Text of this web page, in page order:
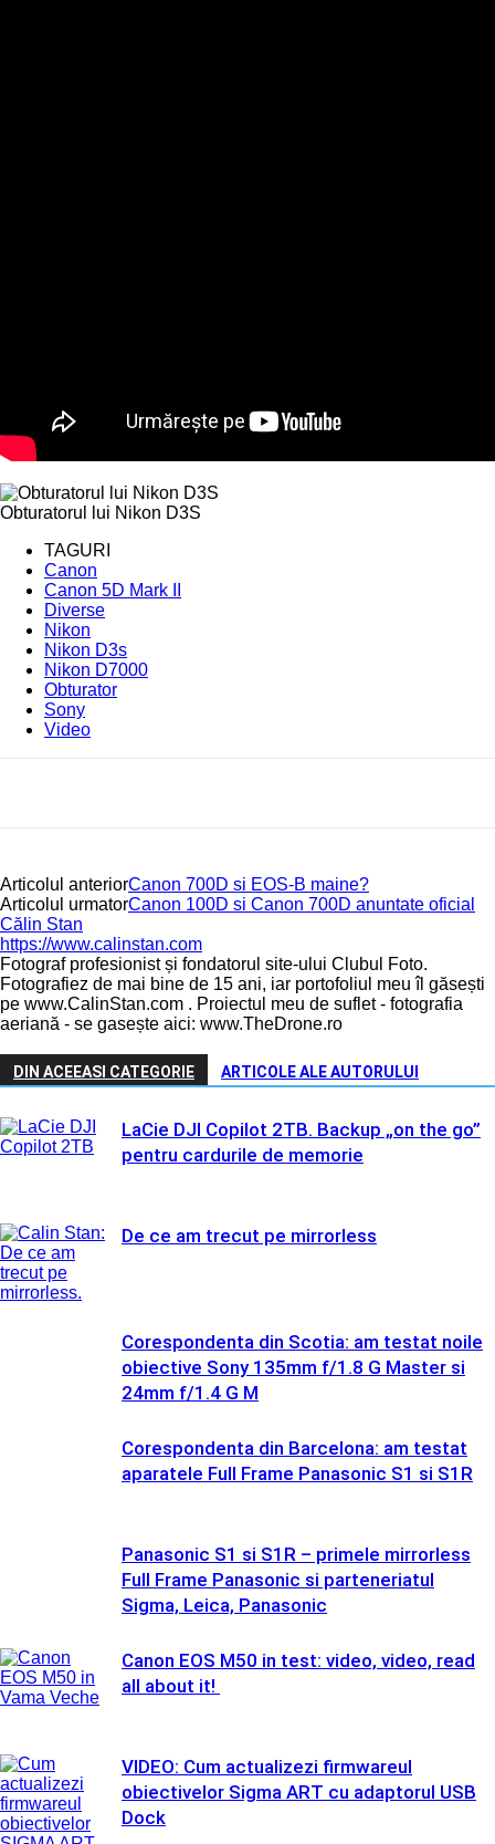
Obturatorul lui Nikon D3S
TAGURI
Canon
Canon 5D Mark II
Diverse
Nikon
Nikon D3s
Nikon D7000
Obturator
Sony
Video
Articolul anteriorCanon 700D si EOS-B maine?
Articolul urmatorCanon 100D si Canon 700D anuntate oficial
Călin Stan
https://www.calinstan.com
Fotograf profesionist și fondatorul site-ului Clubul Foto.
Fotografiez de mai bine de 15 ani, iar portofoliul meu îl găsești
pe www.CalinStan.com . Proiectul meu de suflet - fotografia
aeriană - se gasește aici: www.TheDrone.ro
DIN ACEEASI CATEGORIE ARTICOLE ALE AUTORULUI
LaCie DJI Copilot 2TB. Backup „on the go”
pentru cardurile de memorie
De ce am trecut pe mirrorless
Corespondenta din Scotia: am testat noile
obiective Sony 135mm f/1.8 G Master si
24mm f/1.4 G M
Corespondenta din Barcelona: am testat
aparatele Full Frame Panasonic S1 si S1R
Panasonic S1 si S1R – primele mirrorless
Full Frame Panasonic si parteneriatul
Sigma, Leica, Panasonic
Canon EOS M50 in test: video, video, read
all about it!
VIDEO: Cum actualizezi firmwareul
obiectivelor Sigma ART cu adaptorul USB
Dock